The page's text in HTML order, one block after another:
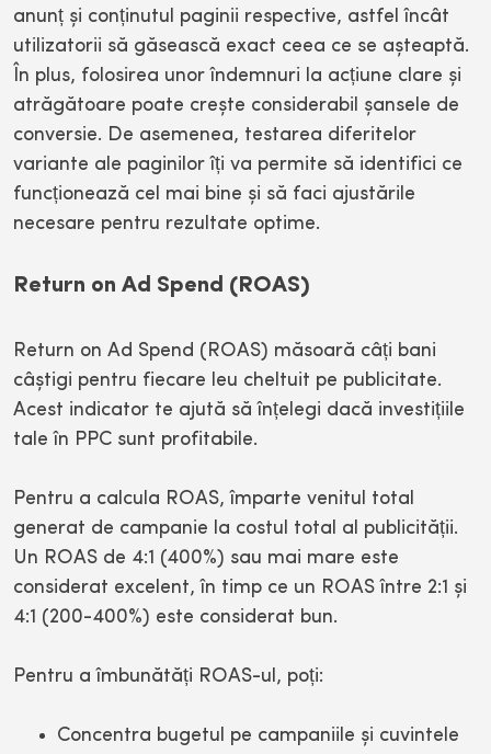
anunț și conținutul paginii respective, astfel încât
utilizatorii să găsească exact ceea ce se așteaptă.
În plus, folosirea unor îndemnuri la acțiune clare și
atrăgătoare poate crește considerabil șansele de
conversie. De asemenea, testarea diferitelor
variante ale paginilor îți va permite să identifici ce
funcționează cel mai bine și să faci ajustările
necesare pentru rezultate optime.
Return on Ad Spend (ROAS)
Return on Ad Spend (ROAS) măsoară câți bani
câștigi pentru fiecare leu cheltuit pe publicitate.
Acest indicator te ajută să înțelegi dacă investițiile
tale în PPC sunt profitabile.
Pentru a calcula ROAS, împarte venitul total
generat de campanie la costul total al publicității.
Un ROAS de 4:1 (400%) sau mai mare este
considerat excelent, în timp ce un ROAS între 2:1 și
4:1 (200-400%) este considerat bun.
Pentru a îmbunătăți ROAS-ul, poți:
Concentra bugetul pe campaniile și cuvintele